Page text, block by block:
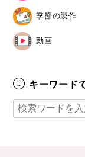
季節の製作
動画
キーワード